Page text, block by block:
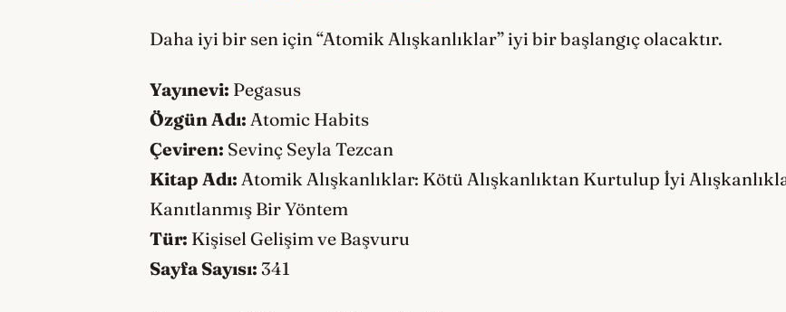
Daha iyi bir sen için “Atomik Alışkanlıklar” iyi bir başlangıç olacaktır.
Yayınevi: Pegasus
Özgün Adı: Atomic Habits
Çeviren: Sevinç Seyla Tezcan
Kitap Adı: Atomik Alışkanlıklar: Kötü Alışkanlıktan Kurtulup İyi
Kanıtlanmış Bir Yöntem
Tür: Kişisel Gelişim ve Başvuru
Sayfa Sayısı: 341